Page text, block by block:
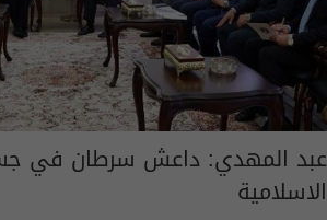
عبد المهدي: داعش سرطان في
الاسلامية